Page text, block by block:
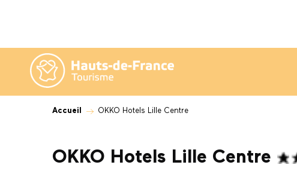
contenu
principal
Accueil OKKO Hotels Lille Centre
OKKO Hotels Lille Centre